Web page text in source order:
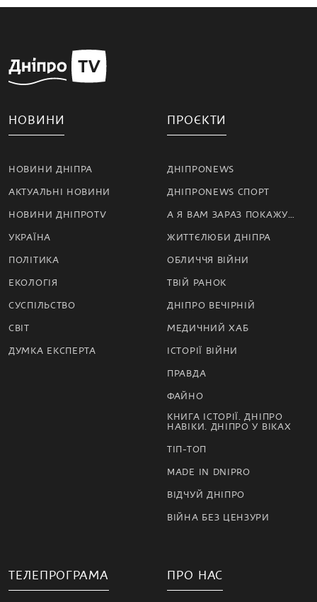
НОВИНИ
НОВИНИ ДНІПРА
АКТУАЛЬНІ НОВИНИ
НОВИНИ ДНІПРОTV
УКРАЇНА
ПОЛІТИКА
ЕКОЛОГІЯ
СУСПІЛЬСТВО
СВІТ
ДУМКА ЕКСПЕРТА
ПРОЄКТИ
ДНІПРОNEWS
ДНІПРОNEWS СПОРТ
А Я ВАМ ЗАРАЗ ПОКАЖУ…
ЖИТТЄЛЮБИ ДНІПРА
ОБЛИЧЧЯ ВІЙНИ
ТВІЙ РАНОК
ДНІПРО ВЕЧІРНІЙ
МЕДИЧНИЙ ХАБ
ІСТОРІЇ ВІЙНИ
ПРАВДА
ФАЙНО
КНИГА ІСТОРІЇ. ДНІПРО
НАВІКИ. ДНІПРО У ВІКАХ
ТІП-ТОП
MADE IN DNIPRO
ВІДЧУЙ ДНІПРО
ВІЙНА БЕЗ ЦЕНЗУРИ
ТЕЛЕПРОГРАМА ПРО НАС